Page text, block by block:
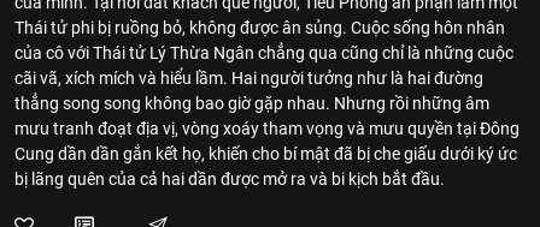
Thái tử phi bị ruồng bỏ, không được ân sủng. Cuộc sống hôn nhân
của cô với Thái tử Lý Thừa Ngân chẳng qua cũng chỉ là những cuộc
cãi vã, xích mích và hiểu lầm. Hai người tưởng như là hai đường
thẳng song song không bao giờ gặp nhau. Nhưng rồi những âm
mưu tranh đoạt địa vị, vòng xoáy tham vọng và mưu quyền tại Đông
Cung dần dần gắn kết họ, khiến cho bí mật đã bị che giấu dưới ký ức
bị lãng quên của cả hai dần được mở ra và bi kịch bắt đầu.